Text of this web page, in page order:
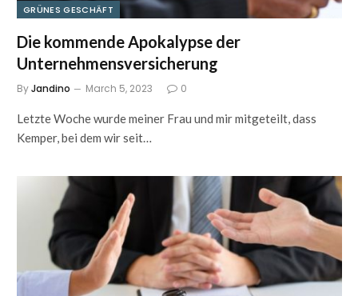
GRÜNES GESCHÄFT
Die kommende Apokalypse der
Unternehmensversicherung
ByJandino March 5, 2023 0
Letzte Woche wurde meiner Frau und mir mitgeteilt, dass
Kemper, bei dem wir seit…